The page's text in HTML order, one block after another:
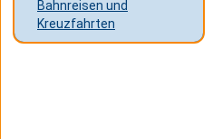
Bahnreisen und
Kreuzfahrten